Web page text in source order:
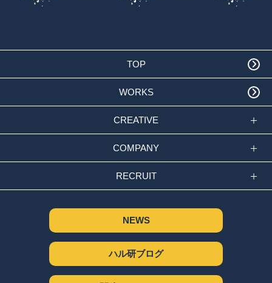
TOP
WORKS
CREATIVE
COMPANY
RECRUIT
NEWS
ハル研ブログ